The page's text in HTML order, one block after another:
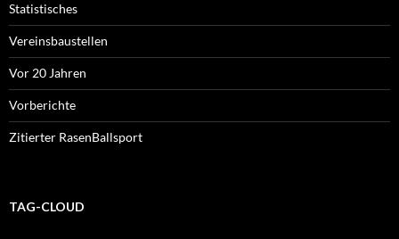
Statistisches
Vereinsbaustellen
Vor 20 Jahren
Vorberichte
Zitierter RasenBallsport
TAG-CLOUD